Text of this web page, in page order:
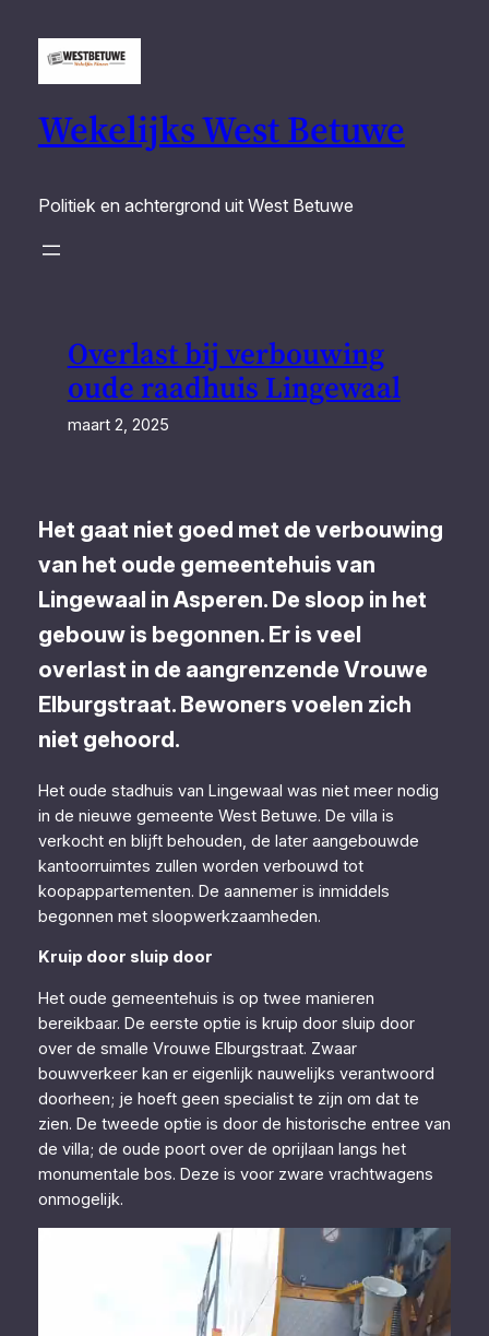
naar
Wekelijks West Betuwe
Politiek en achtergrond uit West Betuwe
Overlast bij verbouwing
oude raadhuis Lingewaal
maart 2, 2025
Het gaat niet goed met de verbouwing
van het oude gemeentehuis van
Lingewaal in Asperen. De sloop in het
gebouw is begonnen. Er is veel
overlast in de aangrenzende Vrouwe
Elburgstraat. Bewoners voelen zich
niet gehoord.
Het oude stadhuis van Lingewaal was niet meer nodig
in de nieuwe gemeente West Betuwe. De villa is
verkocht en blijft behouden, de later aangebouwde
kantoorruimtes zullen worden verbouwd tot
koopappartementen. De aannemer is inmiddels
begonnen met sloopwerkzaamheden.
Kruip door sluip door
Het oude gemeentehuis is op twee manieren
bereikbaar. De eerste optie is kruip door sluip door
over de smalle Vrouwe Elburgstraat. Zwaar
bouwverkeer kan er eigenlijk nauwelijks verantwoord
doorheen; je hoeft geen specialist te zijn om dat te
zien. De tweede optie is door de historische entree van
de villa; de oude poort over de oprijlaan langs het
monumentale bos. Deze is voor zware vrachtwagens
onmogelijk.